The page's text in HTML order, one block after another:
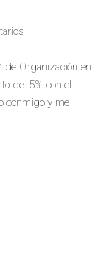
de Organización en
del 5% con el
conmigo y me